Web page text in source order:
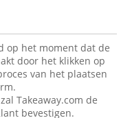
op het moment dat de
door het klikken op
van het plaatsen
Takeaway.com de
bevestigen.